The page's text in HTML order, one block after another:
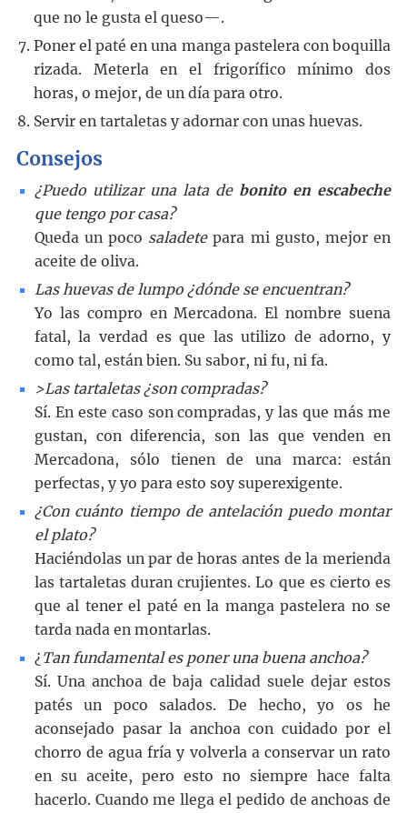
que no le gusta el queso—.
Poner el paté en una manga pastelera con boquilla
rizada. Meterla en el frigorífico mínimo dos
horas, o mejor, de un día para otro.
Servir en tartaletas y adornar con unas huevas.
Consejos
¿Puedo utilizar una lata de bonito en escabeche
que tengo por casa?
Queda un poco saladetepara mi gusto, mejor en
aceite de oliva.
Las huevas de lumpo ¿dónde se encuentran?
Yo las compro en Mercadona. El nombre suena
fatal, la verdad es que las utilizo de adorno, y
como tal, están bien. Su sabor, ni fu, ni fa.
>Las tartaletas ¿son compradas?
Sí. En este caso son compradas, y las que más me
gustan, con diferencia, son las que venden en
Mercadona, sólo tienen de una marca: están
perfectas, y yo para esto soy superexigente.
¿Con cuánto tiempo de antelación puedo montar
el plato?
Haciéndolas un par de horas antes de la merienda
las tartaletas duran crujientes. Lo que es cierto es
que al tener el paté en la manga pastelera no se
tarda nada en montarlas.
¿ Tan fundamental es poner una buena anchoa?
Sí. Una anchoa de baja calidad suele dejar estos
patés un poco salados. De hecho, yo os he
aconsejado pasar la anchoa con cuidado por el
chorro de agua fría y volverla a conservar un rato
en su aceite, pero esto no siempre hace falta
hacerlo. Cuando me llega el pedido de anchoas de